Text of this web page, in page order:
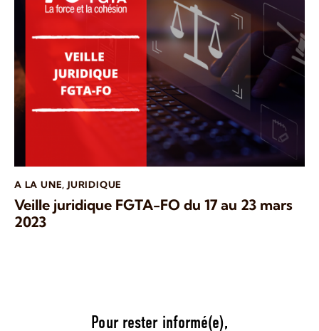
A LA UNE,JURIDIQUE
Veille juridique FGTA-FO du 17 au 23 mars
2023
Pour rester informé(e),